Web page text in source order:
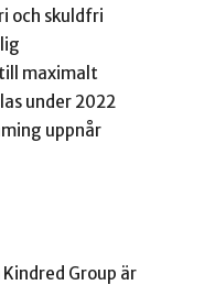
och skuldfri
maximalt
under 2022
uppnår
Group är